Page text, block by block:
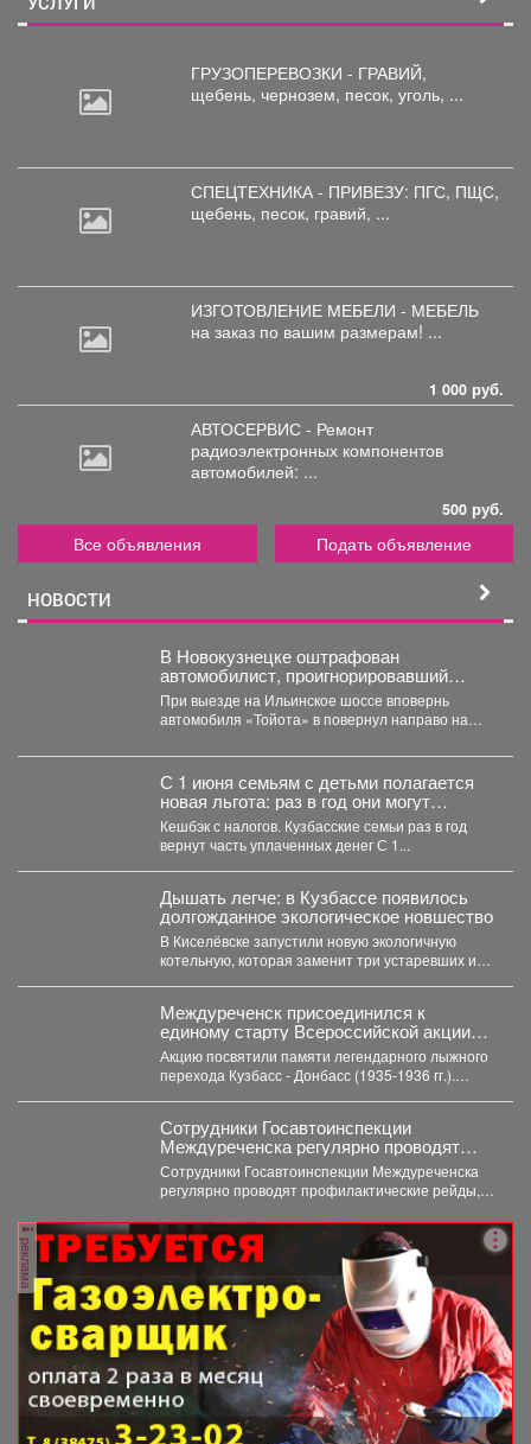
ГРУЗОПЕРЕВОЗКИ - ГРАВИЙ,
щебень, чернозем, песок, уголь, ...
СПЕЦТЕХНИКА - ПРИВЕЗУ: ПГС, ПЩС,
щебень, песок, гравий, ...
ИЗГОТОВЛЕНИЕ МЕБЕЛИ - МЕБЕЛЬ
на заказ по вашим размерам! ...
1 000 руб.
АВТОСЕРВИС - Ремонт
радиоэлектронных компонентов
автомобилей: ...
500 руб.
Все объявления Подать объявление
НОВОСТИ
В Новокузнецке оштрафован
автомобилист, проигнорировавший
запрещающий сигнал светофора
При выезде на Ильинское шоссе вповернь
автомобиля «Тойота» в повернул направо на
С 1 июня семьям с детьми полагается
новая льгота: раз в год они могут
вернуть часть уплаченного налога.
Кешбэк с налогов. Кузбасские семьи раз в год
вернут часть уплаченных денег С 1...
Дышать легче: в Кузбассе появилось
долгожданное экологическое новшество
В Киселёвске запустили новую экологичную
котельную, которая заменит три устаревших и
Междуреченск присоединился к
единому старту Всероссийской акции
«Шахтерское братство. Сильные
духом», которая прошла в 13 угольных
регионах страны.
Акцию посвятили памяти легендарного лыжного
перехода Кузбасс - Донбасс (1935-1936 гг.).
Сотрудники Госавтоинспекции
Междуреченска регулярно проводят
профилактические рейды,
направленные на пресечение
нарушений правил дорожного движения
водителями средств индивидуальной
мобильности (СИМ)
Сотрудники Госавтоинспекции Междуреченска
регулярно проводят профилактические рейды,
правил дорожного движения водителями...
реклама